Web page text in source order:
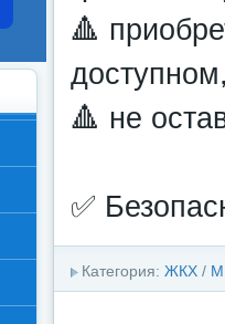
🔺
🔺 не
✅
Категория: ЖКХ /